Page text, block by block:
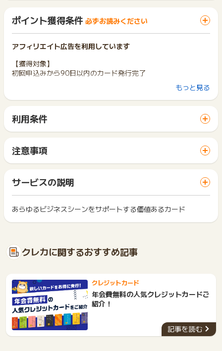
ポイント獲得条件 必ずお読みください
アフィリエイト広告を利用しています
【獲得対象】
初回申込みから90日以内のカード発行完了
※虚偽･架空の申込
※同一IPの二回目以降の申込
※入力不備があった場合
※申込後、キャンセルされた場合
※カード発行完了まで至らなかった場合
※ポイントに関するお問い合わせは、
ポイントタウンサポートま
でお問い合わせください。
ポイントについて、広告主に直接お問い合わせをした場合、ポ
イント獲得対象外となる場合がございます。
クレカ クレジットカード
≪獲得予定ポイントが反映されない場合のお問合せについて≫
代理店側で本広告をクリックされた履歴が確認できない場合
は、未反映の原因調査をお受け出来かねる場合がございます。
※ポイントに関するお問い合わせは、
ポイントタウンのサポート
までお問い合わせください。ポイントについて、広告主に直接
お問い合わせをした場合、ポイント獲得対象外となる場合がご
ざいます。
もっと見る
利用条件
サイトに移動してからお申し込みやお買い物が完了するまでの
間に、同じブラウザ（※）で他のサイトに移動した場合はポイン
ト獲得ができません。
ス・お買い物利用時で、デバイス・ブラウザが異なる場合はポ
イント獲得ができません。
2回以上同じお買い物・サービスをご利用される場合は、毎回
ポイントタウンに戻り、「 カード発行でポイントGET 」ボタ
下記の事項に該当する場合、広告主側で対象外とみなし、「獲
得無効」となる可能性があります。
・他のポイントサイトや比較サイト、検索サイトなどを経由し
て一度でも同サービス・お買い物を利用されたことがある場合
ご利用前には、Cookieの削除をおこなっていただくことを推奨
します。
サービス・お買い物利用時にお電話など2つ以上の申し込み方
注意事項
一部のサービスにつきましては、1商品につき10円単位の金額
は切り捨てとなります。
ポイント獲得が1ポイント未満のものは切り捨てとなり、ポイ
ント履歴には記載されません。
原則として広告主側のポイント等を利用して支払われた金額分
につきましては、ポイントタウンのポイント獲得の対象には含
広告主が運営しているサービスの都合もしくは会員様の都合で
商品の交換や一部でもキャンセルされた場合、ポイントが無効
ン期間が予告なしに変更される場合がございますが、ご利用さ
れた時点の条件が適用されます。
条件を達成しているかどうかは各広告主ではなく、代理店が行
っているため、広告主はポイントに関する詳細を把握しており
ません。
そのため、ポイントタウンのポイントに関するお問い合わせを
広告主様に直接行わないようお願いいたします。
サービスの説明
あらゆるビジネスシーンをサポートする価値あるカード
クレカに関するおすすめ記事
クレジットカード
年会費無料の人気クレジットカードご
紹介！
記事を読む